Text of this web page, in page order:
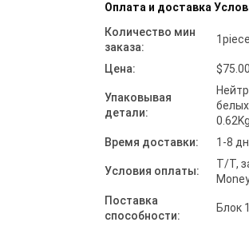
Оплата и доставка
Количество мин
заказа:
1piece
Цена:
Упаковывая
детали:
Время доставки:
1-8
Условия оплаты:
T/T,
Поставка
способности:
Блок